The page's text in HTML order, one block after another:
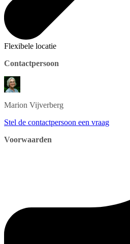
Flexibele locatie
Contactpersoon
Marion Vijverberg
Stel de contactpersoon een vraag
Voorwaarden